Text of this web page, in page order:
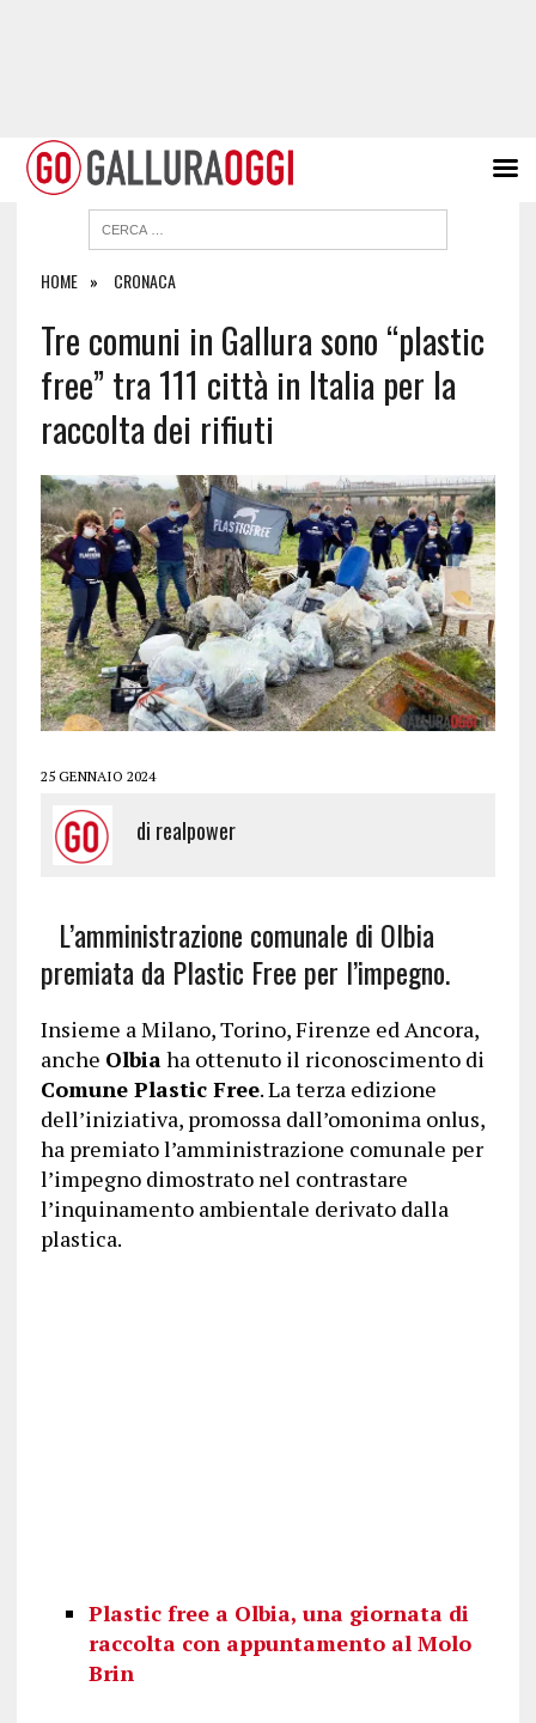
HOME CRONACA
Tre comuni in Gallura sono “plastic
free” tra 111 città in Italia per la
raccolta dei rifiuti
25 GENNAIO 2024
di realpower
L’amministrazione comunale di Olbia
premiata da Plastic Free per l’impegno.
Insieme a Milano, Torino, Firenze ed Ancora,
anche Olbiaha ottenuto il riconoscimento di
Comune Plastic Free. La terza edizione
dell’iniziativa, promossa dall’omonima onlus,
ha premiato l’amministrazione comunale per
l’impegno dimostrato nel contrastare
l’inquinamento ambientale derivato dalla
plastica.
Plastic free a Olbia, una giornata di
raccolta con appuntamento al Molo
Brin